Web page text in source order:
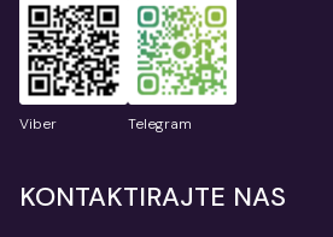
Viber Telegram
KONTAKTIRAJTE NAS